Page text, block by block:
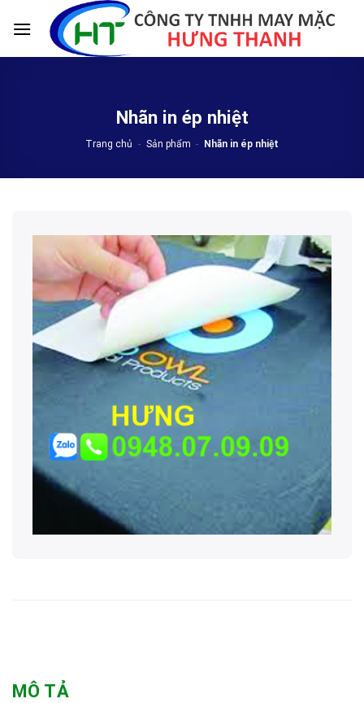
Nhãn in ép nhiệt
Trang chủ - Sản phẩm - Nhãn in ép nhiệt
MÔ TẢ